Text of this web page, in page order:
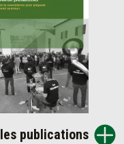
publications